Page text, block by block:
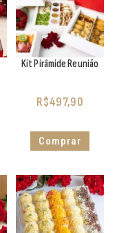
Kit Pirâmide Reunião
R$497,90
Comprar